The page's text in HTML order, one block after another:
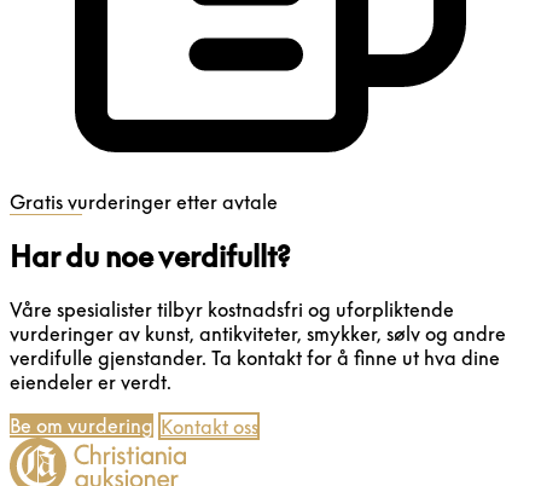
Gratis vurderinger etter avtale
Har du noe verdifullt?
Våre spesialister tilbyr kostnadsfri og uforpliktende
vurderinger av kunst, antikviteter, smykker, sølv og andre
verdifulle gjenstander. Ta kontakt for å finne ut hva dine
eiendeler er verdt.
Be om vurdering Kontakt oss